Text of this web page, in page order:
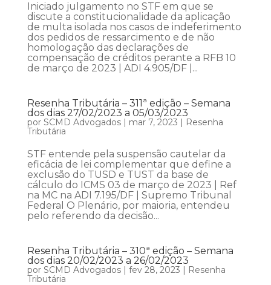
Iniciado julgamento no STF em que se
discute a constitucionalidade da aplicação
de multa isolada nos casos de indeferimento
dos pedidos de ressarcimento e de não
homologação das declarações de
compensação de créditos perante a RFB 10
de março de 2023 | ADI 4.905/DF |...
Resenha Tributária – 311ª edição – Semana
dos dias 27/02/2023 a 05/03/2023
por SCMD Advogados| mar 7, 2023 | Resenha
Tributária
STF entende pela suspensão cautelar da
eficácia de lei complementar que define a
exclusão do TUSD e TUST da base de
cálculo do ICMS 03 de março de 2023 | Ref
na MC na ADI 7.195/DF | Supremo Tribunal
Federal O Plenário, por maioria, entendeu
pelo referendo da decisão...
Resenha Tributária – 310ª edição – Semana
dos dias 20/02/2023 a 26/02/2023
por SCMD Advogados| fev 28, 2023 | Resenha
Tributária